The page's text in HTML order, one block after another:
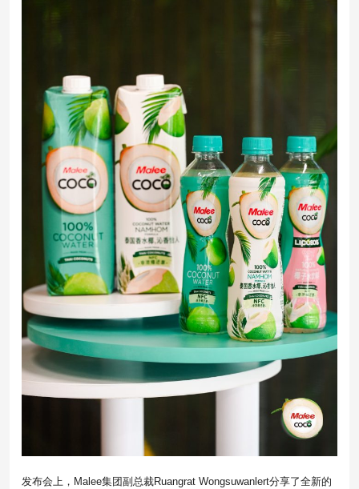
发布会上，Malee集团副总裁Ruangrat Wongsuwanlert分享了全新的